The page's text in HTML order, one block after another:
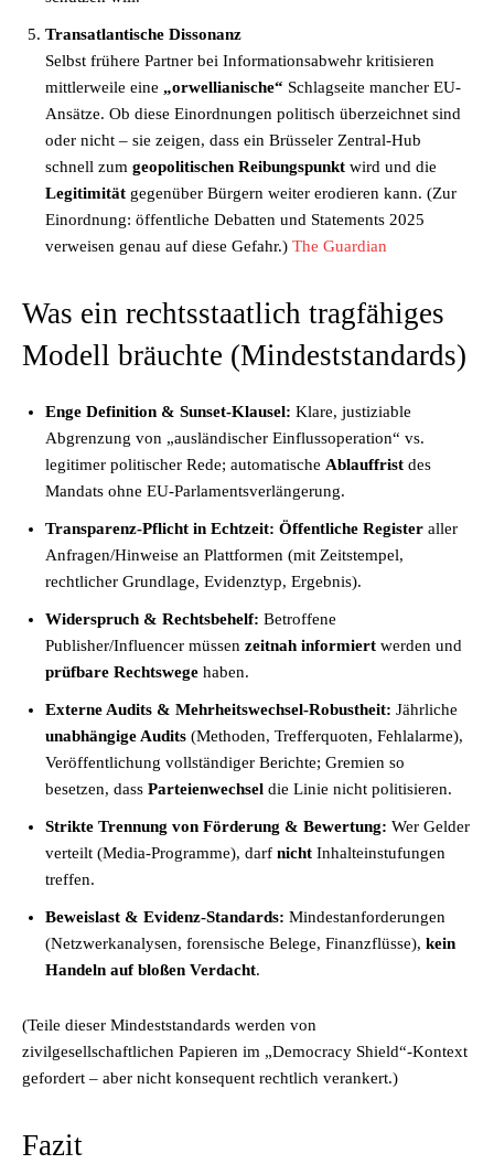
Transatlantische Dissonanz
Selbst frühere Partner bei Informationsabwehr kritisieren
mittlerweile eine „orwellianische“ Schlagseite mancher EU-
Ansätze. Ob diese Einordnungen politisch überzeichnet sind
oder nicht – sie zeigen, dass ein Brüsseler Zentral-Hub
schnell zum geopolitischen Reibungspunkt wird und die
Legitimität gegenüber Bürgern weiter erodieren kann. (Zur
Einordnung: öffentliche Debatten und Statements 2025
verweisen genau auf diese Gefahr.) The Guardian
Was ein rechtsstaatlich tragfähiges
Modell bräuchte (Mindeststandards)
Enge Definition & Sunset-Klausel: Klare, justiziable
Abgrenzung von „ausländischer Einflussoperation“ vs.
legitimer politischer Rede; automatische Ablauffrist des
Mandats ohne EU-Parlamentsverlängerung.
Transparenz-Pflicht in Echtzeit: Öffentliche Register aller
Anfragen/Hinweise an Plattformen (mit Zeitstempel,
rechtlicher Grundlage, Evidenztyp, Ergebnis).
Widerspruch & Rechtsbehelf: Betroffene
Publisher/Influencer müssen zeitnah informiert werden und
prüfbare Rechtswege haben.
Externe Audits & Mehrheitswechsel-Robustheit: Jährliche
unabhängige Audits (Methoden, Trefferquoten, Fehlalarme),
Veröffentlichung vollständiger Berichte; Gremien so
besetzen, dass Parteienwechsel die Linie nicht politisieren.
Strikte Trennung von Förderung & Bewertung: Wer Gelder
verteilt (Media-Programme), darf nicht Inhalteinstufungen
treffen.
Beweislast & Evidenz-Standards: Mindestanforderungen
(Netzwerkanalysen, forensische Belege, Finanzflüsse), kein
Handeln auf bloßen Verdacht.
(Teile dieser Mindeststandards werden von
zivilgesellschaftlichen Papieren im „Democracy Shield“-Kontext
gefordert – aber nicht konsequent rechtlich verankert.)
Fazit